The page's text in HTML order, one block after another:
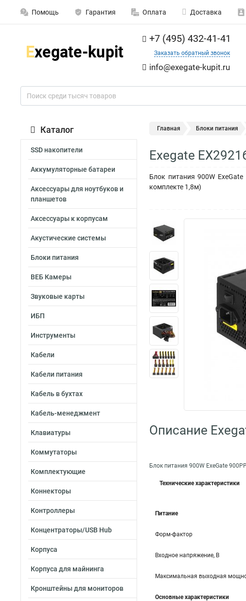
Помощь Гарантия Оплата Доставка
+7 (495) 432-41-41
Заказать обратный звонок
info@exegate-kupit.ru
Каталог
SSD накопители
Аккумуляторные батареи
Аксессуары для ноутбуков и
планшетов
Аксессуары к корпусам
Акустические системы
Блоки питания
ВЕБ Камеры
Звуковые карты
ИБП
Инструменты
Кабели
Кабели питания
Кабель в бухтах
Кабель-менеджмент
Клавиатуры
Коммутаторы
Комплектующие
Коннекторы
Контроллеры
Концентраторы/USB Hub
Корпуса
Корпуса для майнинга
Кронштейны для мониторов
Главная Блоки питания
Exegate
Блок питания 900W
комплекте 1,8м)
Описание
Блок питания 900W ExeGate
Технические характеристики
Питание
Форм-фактор
Входное напряжение, В
Максимальная выходная
Основные характеристики